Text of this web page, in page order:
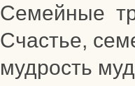
Семейные
Счастье,
мудрость